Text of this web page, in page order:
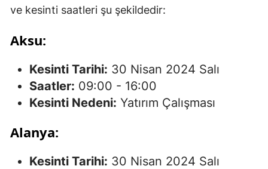
ve kesinti saatleri şu şekildedir:
Aksu:
Kesinti Tarihi: 30 Nisan 2024 Salı
Saatler: 09:00 - 16:00
Kesinti Nedeni: Yatırım Çalışması
Alanya:
Kesinti Tarihi: 30 Nisan 2024 Salı